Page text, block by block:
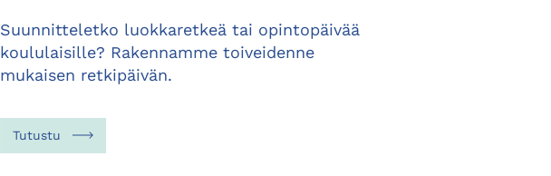
Suunnitteletko luokkaretkeä tai opintopäivää
koululaisille? Rakennamme toiveidenne
mukaisen retkipäivän.
Tutustu